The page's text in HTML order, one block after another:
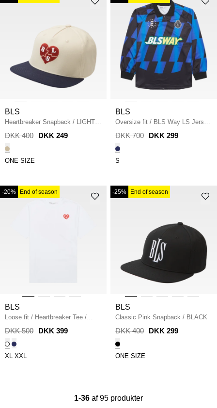
BLS
Heartbreaker Snapback / LIGHT
SAND
DKK 400 DKK 249
ONE SIZE
BLS
Oversize fit / BLS Way LS Jersey
/ NAVY
DKK 700 DKK 299
S
-20% End of season
BLS
Loose fit / Heartbreaker Tee /
WHITE
DKK 500 DKK 399
XL XXL
-25% End of season
BLS
Classic Pink Snapback / BLACK
DKK 400 DKK 299
ONE SIZE
1-36 af 95 produkter